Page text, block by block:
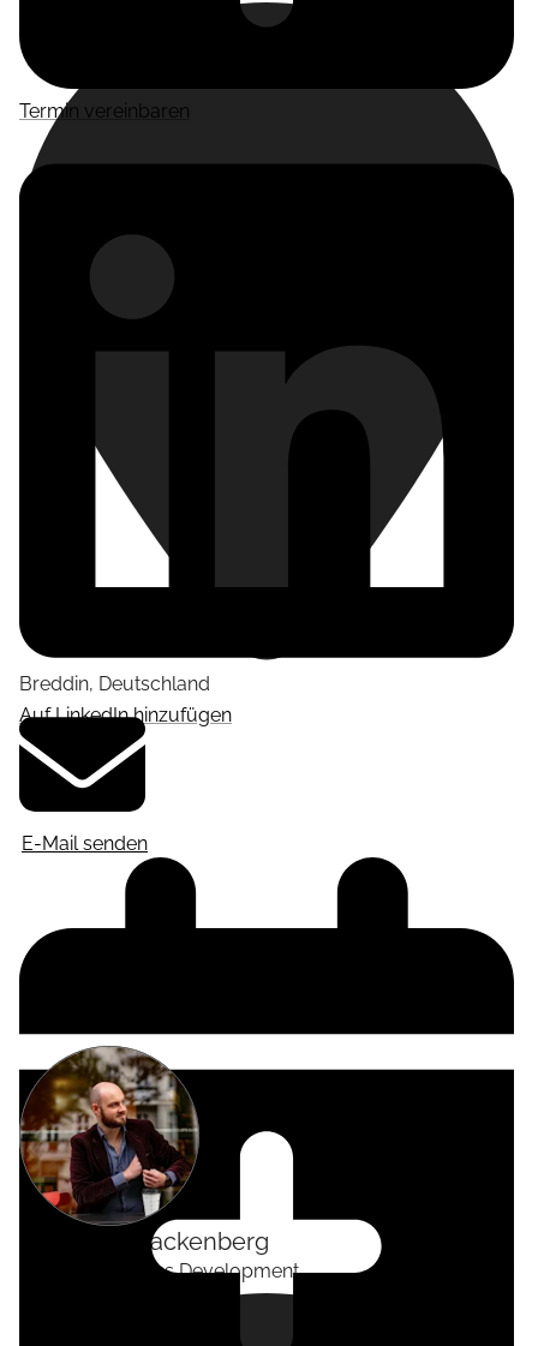
Termin vereinbaren
Auf LinkedIn hinzufügen
Breddin, Deutschland
E-Mail senden
Tackenberg
Head of Business Development